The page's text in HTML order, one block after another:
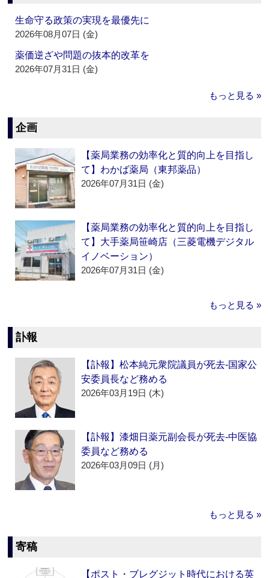
生命守る政策の実現を最優先に
2026年08月07日 (金)
薬価逆ざや問題の抜本的改革を
2026年07月31日 (金)
もっと見る »
企画
【薬局業務の効率化と質的向上を目指し
て】わかば薬局（東邦薬品）
2026年07月31日 (金)
【薬局業務の効率化と質的向上を目指し
て】大手薬局笹崎店（三菱電機デジタル
イノベーション）
2026年07月31日 (金)
もっと見る »
訃報
【訃報】松本純元衆院議員が死去‐国家公
安委員長など務める
2026年03月19日 (木)
【訃報】漆畑日薬元副会長が死去‐中医協
委員など務める
2026年03月09日 (月)
もっと見る »
寄稿
【ポスト・ブレグジット時代における英